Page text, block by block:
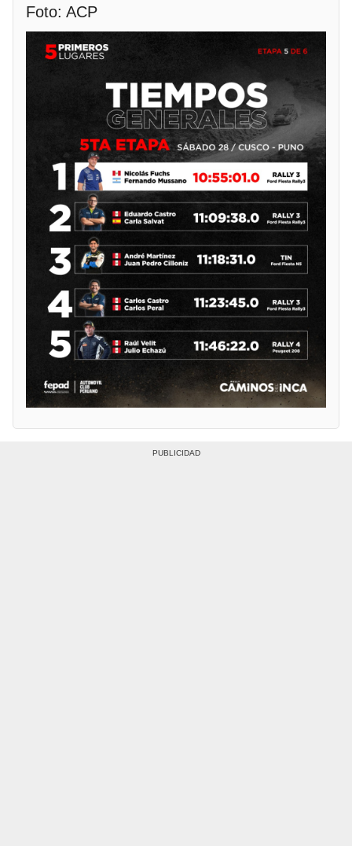
Foto: ACP